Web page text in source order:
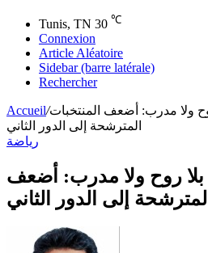
Tunis, TN 30 ℃
Connexion
Article Aléatoire
Sidebar (barre latérale)
Rechercher
Accueil/ولا مدرب: أضعف المنتخبات
المترشحة إلى الدور الثاني
رياضة
روح ولا مدرب: أضعف
إلى الدور الثاني